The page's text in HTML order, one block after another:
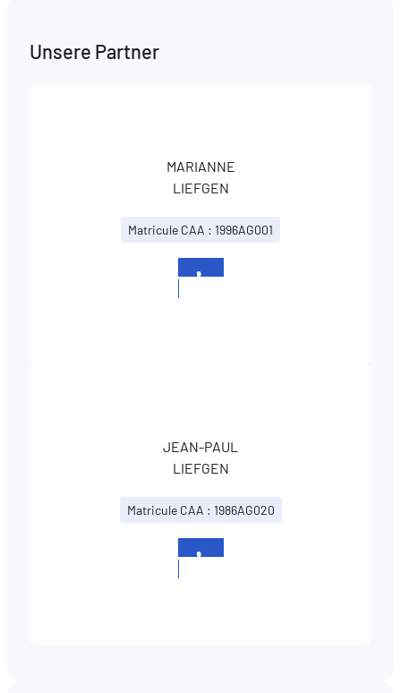
Unsere Partner
MARIANNE
LIEFGEN
Matricule CAA : 1996AG001
JEAN-PAUL
LIEFGEN
Matricule CAA : 1986AG020